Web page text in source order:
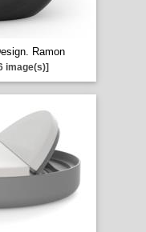
Ramon
image(s)]